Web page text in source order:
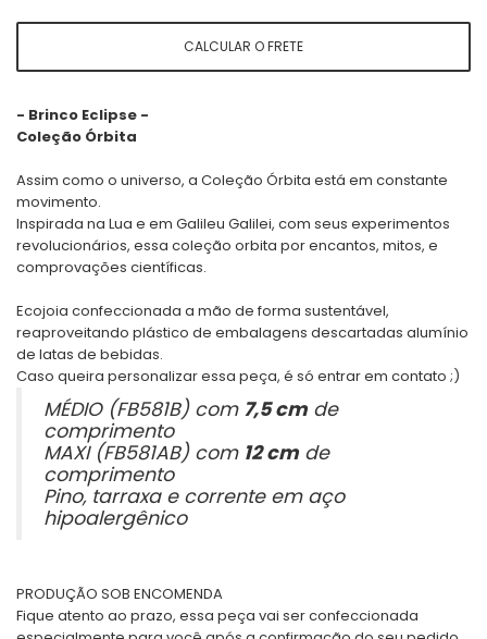
CALCULAR O FRETE
- Brinco Eclipse -
Coleção Órbita
Assim como o universo, a Coleção Órbita está em constante
movimento.
Inspirada na Lua e em Galileu Galilei, com seus experimentos
revolucionários, essa coleção orbita por encantos, mitos, e
comprovações científicas.
Ecojoia confeccionada a mão de forma sustentável,
reaproveitando plástico de embalagens descartadas alumínio
de latas de bebidas.
Caso queira personalizar essa peça, é só entrar em contato ;)
MÉDIO (FB581B) com 7,5 cm de
comprimento
MAXI (FB581AB) com 12 cm de
comprimento
Pino, tarraxa e corrente em aço
hipoalergênico
PRODUÇÃO SOB ENCOMENDA
Fique atento ao prazo, essa peça vai ser confeccionada